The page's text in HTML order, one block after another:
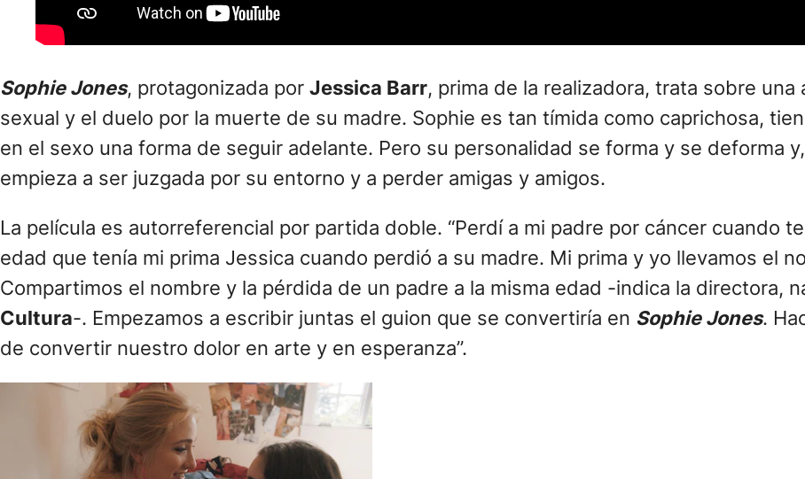
Sophie Jones, protagonizada por Jessica Barr, prima de la realizadora, trata sobre
sexual y el duelo por la muerte de su madre. Sophie es tan tímida como caprichosa,
en el sexo una forma de seguir adelante. Pero su personalidad se forma y se deforma
empieza a ser juzgada por su entorno y a perder amigas y amigos.
La película es autorreferencial por partida doble. “Perdí a mi padre por cáncer cuando
edad que tenía mi prima Jessica cuando perdió a su madre. Mi prima y yo llevamos el
Compartimos el nombre y la pérdida de un padre a la misma edad -indica la directora,
Cultura-. Empezamos a escribir juntas el guion que se convertiría en Sophie Jones.
de convertir nuestro dolor en arte y en esperanza”.